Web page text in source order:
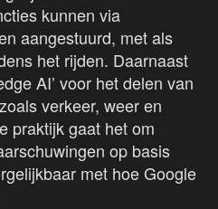
kunnen via
aangestuurd, met als
het rijden. Daarnaast
AI’ voor het delen van
verkeer, weer en
praktijk gaat het om
op basis
met hoe Google